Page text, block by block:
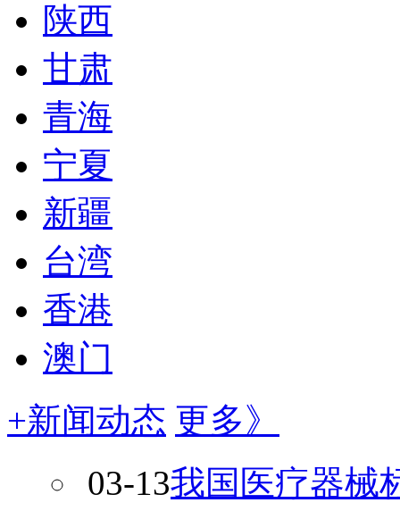
陕西
甘肃
青海
宁夏
新疆
台湾
香港
澳门
+新闻动态 更多》
03-13我国医疗器械